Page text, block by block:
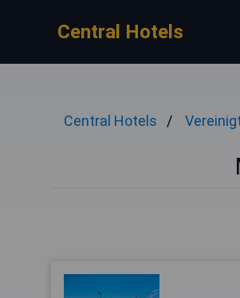
Central Hotels
Central Hotels